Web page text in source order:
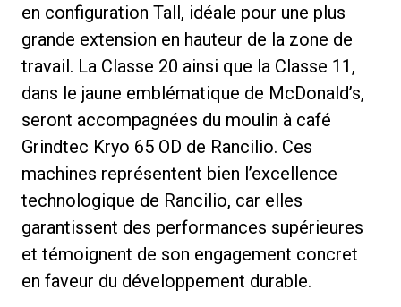
en configuration Tall, idéale pour une plus
grande extension en hauteur de la zone de
travail. La Classe 20 ainsi que la Classe 11,
dans le jaune emblématique de McDonald’s,
seront accompagnées du moulin à café
Grindtec Kryo 65 OD de Rancilio. Ces
machines représentent bien l’excellence
technologique de Rancilio, car elles
garantissent des performances supérieures
et témoignent de son engagement concret
en faveur du développement durable.